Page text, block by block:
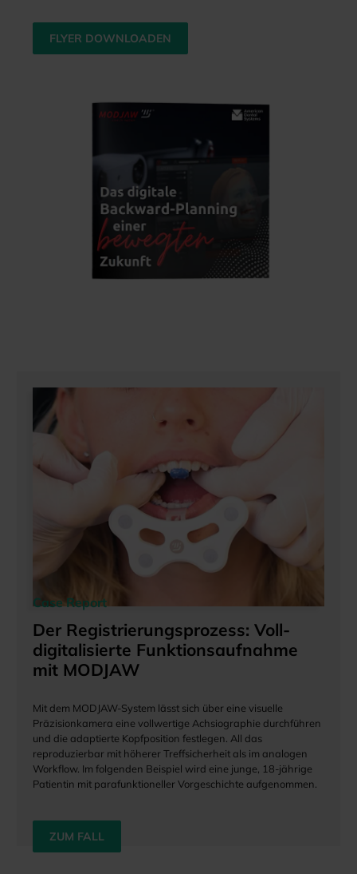
FLYER DOWNLOADEN
Case Report
Der Registrierungsprozess: Voll-
digitalisierte Funktionsaufnahme
mit MODJAW
Mit dem MODJAW-System lässt sich über eine visuelle
Präzisionkamera eine vollwertige Achsiographie durchführen
und die adaptierte Kopfposition festlegen. All das
reproduzierbar mit höherer Treffsicherheit als im analogen
Workflow. Im folgenden Beispiel wird eine junge, 18-jährige
Patientin mit parafunktioneller Vorgeschichte aufgenommen.
ZUM FALL